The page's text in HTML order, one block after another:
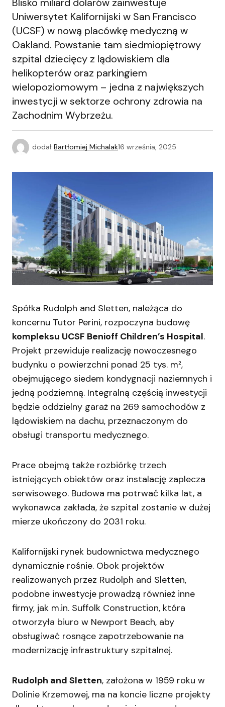
Uniwersytet Kalifornijski w San Francisco
(UCSF) w nową placówkę medyczną w
Oakland. Powstanie tam siedmiopiętrowy
szpital dziecięcy z lądowiskiem dla
helikopterów oraz parkingiem
wielopoziomowym – jedna z największych
inwestycji w sektorze ochrony zdrowia na
Zachodnim Wybrzeżu.
dodał Bartłomiej Michalak16 września, 2025
Spółka Rudolph and Sletten, należąca do
koncernu Tutor Perini, rozpoczyna budowę
kompleksu UCSF Benioff Children’s Hospital.
Projekt przewiduje realizację nowoczesnego
budynku o powierzchni ponad 25 tys. m²,
obejmującego siedem kondygnacji naziemnych i
jedną podziemną. Integralną częścią inwestycji
będzie oddzielny garaż na 269 samochodów z
lądowiskiem na dachu, przeznaczonym do
obsługi transportu medycznego.
Prace obejmą także rozbiórkę trzech
istniejących obiektów oraz instalację zaplecza
serwisowego. Budowa ma potrwać kilka lat, a
wykonawca zakłada, że szpital zostanie w dużej
mierze ukończony do 2031 roku.
Kalifornijski rynek budownictwa medycznego
dynamicznie rośnie. Obok projektów
realizowanych przez Rudolph and Sletten,
podobne inwestycje prowadzą również inne
firmy, jak m.in. Suffolk Construction, która
otworzyła biuro w Newport Beach, aby
obsługiwać rosnące zapotrzebowanie na
modernizację infrastruktury szpitalnej.
Rudolph and Sletten, założona w 1959 roku w
Dolinie Krzemowej, ma na koncie liczne projekty